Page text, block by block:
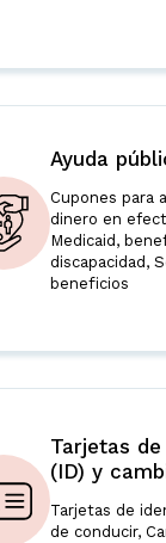
Ayuda
Cupones para
dinero en
Medicaid,
discapacidad,
beneficios
Tarjetas
(ID) y
Tarjetas de
de conducir,